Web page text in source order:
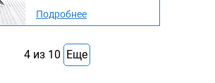
Подробнее
4 из 10 Еще